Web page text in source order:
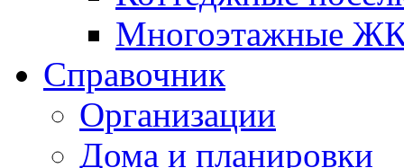
Многоэтажные
Справочник
Организации
Дома и планировки